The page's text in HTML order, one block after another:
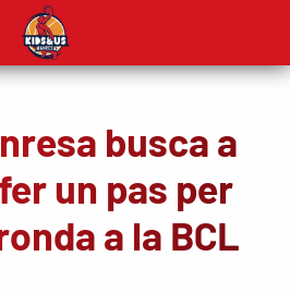
busca a
un pas per
a la BCL